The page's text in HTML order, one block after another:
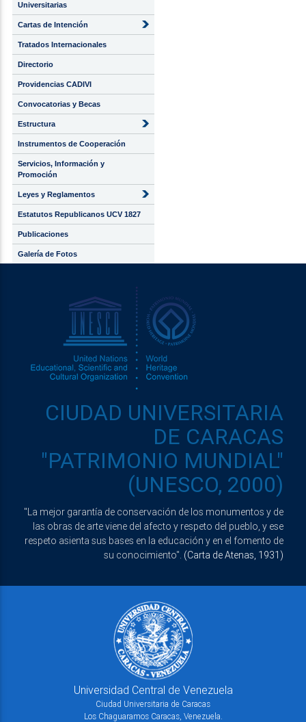
Universitarias
Cartas de Intención
Tratados Internacionales
Directorio
Providencias CADIVI
Convocatorias y Becas
Estructura
Instrumentos de Cooperación
Servicios, Información y
Promoción
Leyes y Reglamentos
Estatutos Republicanos UCV 1827
Publicaciones
Galería de Fotos
CIUDAD UNIVERSITARIA
DE CARACAS
"PATRIMONIO MUNDIAL"
(UNESCO, 2000)
"La mejor garantía de conservación de los monumentos y de
las obras de arte viene del afecto y respeto del pueblo, y ese
respeto asienta sus bases en la educación y en el fomento de
su conocimiento". (Carta de Atenas, 1931)
Universidad Central de Venezuela
Ciudad Universitaria de Caracas
Los Chaguaramos Caracas, Venezuela.